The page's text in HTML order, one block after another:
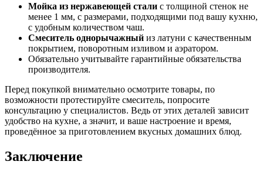
Мойка из нержавеющей стали с толщиной стенок не
менее 1 мм, с размерами, подходящими под вашу кухню,
с удобным количеством чаш.
Смеситель однорычажный из латуни с качественным
покрытием, поворотным изливом и аэратором.
Обязательно учитывайте гарантийные обязательства
производителя.
Перед покупкой внимательно осмотрите товары, по
возможности протестируйте смеситель, попросите
консультацию у специалистов. Ведь от этих деталей зависит
удобство на кухне, а значит, и ваше настроение и время,
проведённое за приготовлением вкусных домашних блюд.
Заключение